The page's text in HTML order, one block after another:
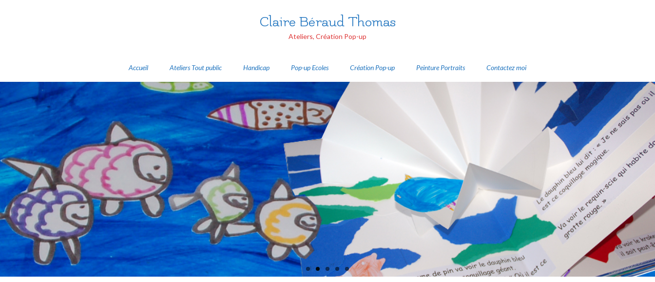
Claire Béraud Thomas
Ateliers, Création Pop-up
Accueil Ateliers Tout public Handicap Pop-up Ecoles Création Pop-up Peinture Portraits Contactez moi